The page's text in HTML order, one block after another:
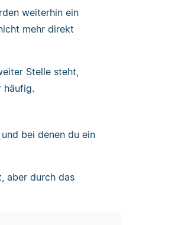
weiterhin ein
mehr direkt
Stelle steht,
häufig.
bei denen du ein
aber durch das